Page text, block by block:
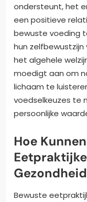
ondersteunt, het
een positieve
bewuste voeding
hun
het algehele
moedigt aan om
lichaam te
voedselkeuzes te
persoonlijke
Hoe
Bewuste